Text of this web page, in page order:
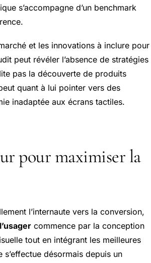
s’accompagne d’un benchmark
et les innovations à inclure pour
peut révéler l’absence de stratégies
pas la découverte de produits
quant à lui pointer vers des
inadaptée aux écrans tactiles.
pour maximiser la
l’internaute vers la conversion,
commence par la conception
tout en intégrant les meilleures
désormais depuis un